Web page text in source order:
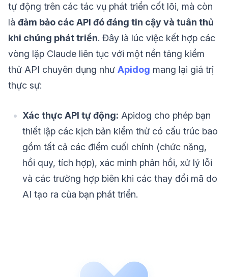
tự động trên các tác vụ phát triển cốt lõi, mà còn
là đảm bảo các API đó đáng tin cậy và tuân thủ
khi chúng phát triển. Đây là lúc việc kết hợp các
vòng lặp Claude liên tục với một nền tảng kiểm
thử API chuyên dụng như Apidog mang lại giá trị
thực sự:
Xác thực API tự động: Apidog cho phép bạn
thiết lập các kịch bản kiểm thử có cấu trúc bao
gồm tất cả các điểm cuối chính (chức năng,
hồi quy, tích hợp), xác minh phản hồi, xử lý lỗi
và các trường hợp biên khi các thay đổi mã do
AI tạo ra của bạn phát triển.